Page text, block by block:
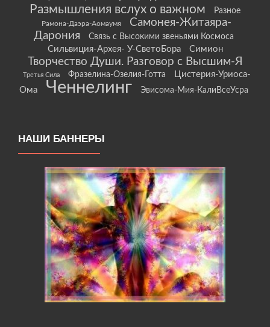
Размышления вслух о важном Разное
Рамона-Даэра-Аомаумя
Самонея-Житаяра-
Дарония
Связь с Высокими звеньями Космоса
Сильвиция-Архея- У-СветоБора Симион
Творчество Души. Разговор с Высшим-Я
Третья Сила Фразелина-Озелия-Готта
Цистерия-Уриоса-
Ома
Ченнелинг Эвисома-Мия-КалиВсеУсра
НАШИ БАННЕРЫ